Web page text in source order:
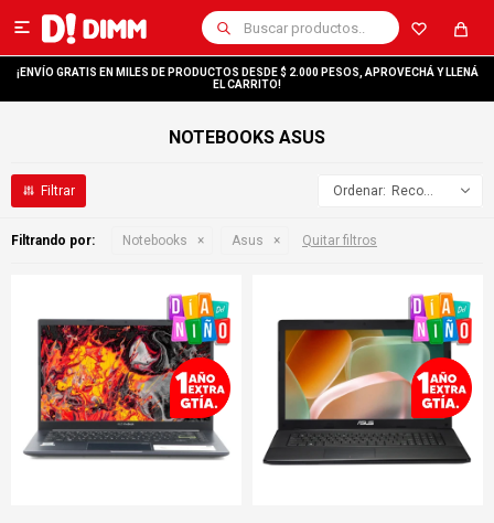

¡ENVÍO GRATIS EN MILES DE PRODUCTOS DESDE $ 2.000 PESOS, APROVECHÁ Y LLENÁ
EL CARRITO!
NOTEBOOKS ASUS
Recomendados
Filtrando por: Notebooks Asus Quitar filtros